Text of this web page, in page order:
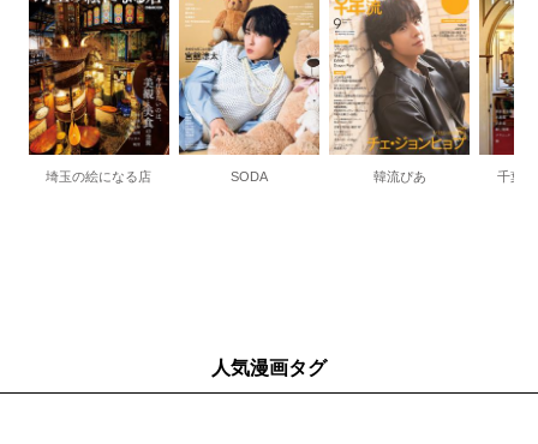
埼玉の絵になる店 SODA 韓流ぴあ 千葉
人気漫画タグ